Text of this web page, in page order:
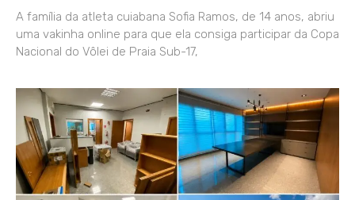
A família da atleta cuiabana Sofia Ramos, de 14 anos, abriu
uma vakinha online para que ela consiga participar da Copa
Nacional do Vôlei de Praia Sub-17,